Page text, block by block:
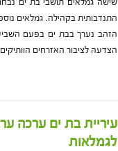
התנדבותית בקהילה. גמלאים
הזהב נערך בבת ים בפעם
הצדעה לציבור האזרחים
עיריית בת ים ערכה
לגמלאות